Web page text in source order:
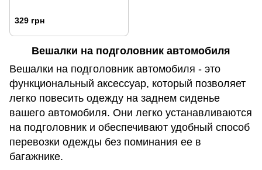
329 грн
Вешалки на подголовник автомобиля
Вешалки на подголовник автомобиля - это
функциональный аксессуар, который позволяет
легко повесить одежду на заднем сиденье
вашего автомобиля. Они легко устанавливаются
на подголовник и обеспечивают удобный способ
перевозки одежды без поминания ее в
багажнике.